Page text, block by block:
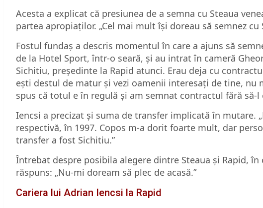
Acesta a explicat că presiunea de a semna cu Steaua
partea apropiaților. „Cel mai mult își doreau să semnez
Fostul fundaș a descris momentul în care a ajuns să
de la Hotel Sport, într-o seară, și au intrat în cameră
Sichitiu, președinte la Rapid atunci. Erau deja cu
ești destul de matur și vezi oamenii interesați de tine, nu
spus că totul e în regulă și am semnat contractul fără să-l
Iencsi a precizat și suma de transfer implicată în mutare.
respectivă, în 1997. Copos m-a dorit foarte mult, dar
transfer a fost Sichitiu.”
Întrebat despre posibila alegere dintre Steaua și Rapid,
răspuns: „Nu-mi doream să plec de acasă.”
Cariera lui Adrian Iencsi la Rapid